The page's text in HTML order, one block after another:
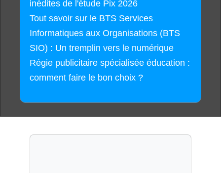
inédites de l'étude Pix 2026
Tout savoir sur le BTS Services
Informatiques aux Organisations (BTS
SIO) : Un tremplin vers le numérique
Régie publicitaire spécialisée éducation :
comment faire le bon choix ?